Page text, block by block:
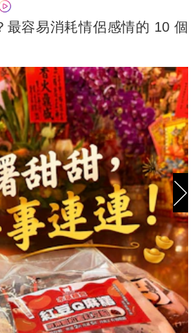
最容易消耗情侶感情的 10 個